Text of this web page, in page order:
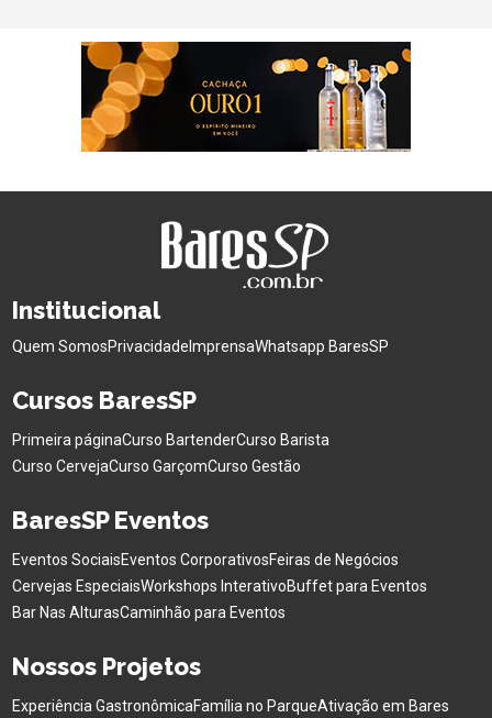
Institucional
Quem SomosPrivacidade ImprensaWhatsapp BaresSP
Cursos BaresSP
Primeira páginaCurso BartenderCurso Barista
Curso CervejaCurso GarçomCurso Gestão
BaresSP Eventos
Eventos SociaisEventos CorporativosFeiras de Negócios
Cervejas EspeciaisWorkshops InterativoBuffet para Eventos
Bar Nas AlturasCaminhão para Eventos
Nossos Projetos
Experiência GastronômicaFamília no ParqueAtivação em Bares